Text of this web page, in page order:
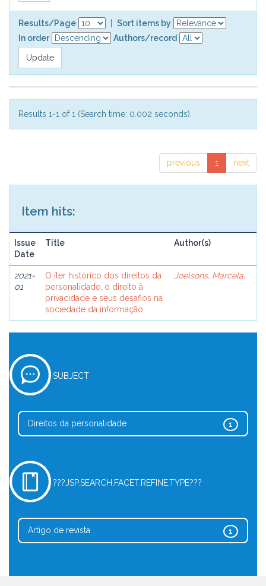
Results/Page
Sort items by
In order
Authors/record
Results 1-1 of 1 (Search time: 0.002 seconds).
previous 1 next
Item hits:
Issue
Date
Title Author(s)
2021-
01
O íter histórico dos direitos da
personalidade, o direito à
privacidade e seus desafios na
sociedade da informação
Joelsons, Marcela.
SUBJECT
1
Direitos da personalidade
???JSP.SEARCH.FACET.REFINE.TYPE???
1
Artigo de revista